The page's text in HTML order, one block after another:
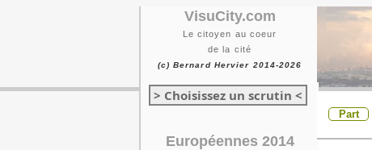
VisuCity.com
Le citoyen au coeur
de la cité
(c) Bernard Hervier 2014-2026
> Choisissez un scrutin <
Européennes 2014
Part